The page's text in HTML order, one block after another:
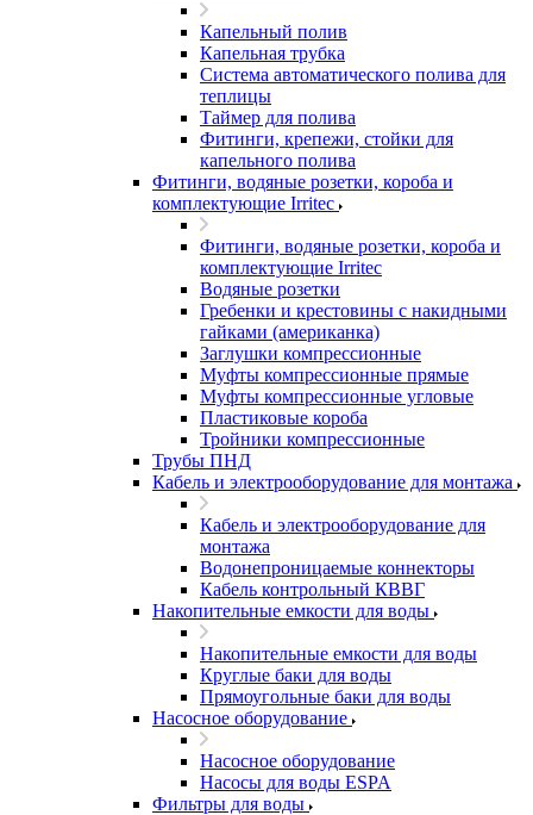
Капельный полив
Капельная трубка
Система автоматического полива для
теплицы
Таймер для полива
Фитинги, крепежи, стойки для
капельного полива
Фитинги, водяные розетки, короба и
комплектующие Irritec
Фитинги, водяные розетки, короба и
комплектующие Irritec
Водяные розетки
Гребенки и крестовины с накидными
гайками (американка)
Заглушки компрессионные
Муфты компрессионные прямые
Муфты компрессионные угловые
Пластиковые короба
Тройники компрессионные
Трубы ПНД
Кабель и электрооборудование для монтажа
Кабель и электрооборудование для
монтажа
Водонепроницаемые коннекторы
Кабель контрольный КВВГ
Накопительные емкости для воды
Накопительные емкости для воды
Круглые баки для воды
Прямоугольные баки для воды
Насосное оборудование
Насосное оборудование
Насосы для воды ESPA
Фильтры для воды